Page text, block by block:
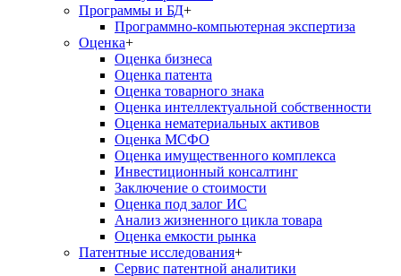
Программы и БД+
Программно-компьютерная экспертиза
Оценка+
Оценка бизнеса
Оценка патента
Оценка товарного знака
Оценка интеллектуальной собственности
Оценка нематериальных активов
Оценка МСФО
Оценка имущественного комплекса
Инвестиционный консалтинг
Заключение о стоимости
Оценка под залог ИС
Анализ жизненного цикла товара
Оценка емкости рынка
Патентные исследования+
Сервис патентной аналитики